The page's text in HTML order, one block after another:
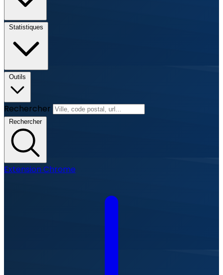
Statistiques
Outils
Rechercher
Rechercher
Extension Chrome